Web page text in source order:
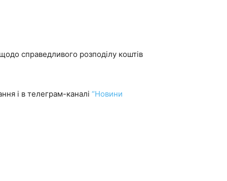
справедливого розподілу коштів
і в телеграм-каналі “Новини